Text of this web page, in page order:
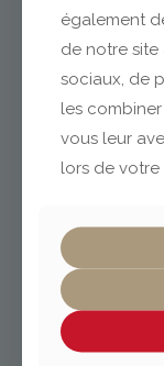
également
de notre site
sociaux, de
les
vous leur
lors de votre